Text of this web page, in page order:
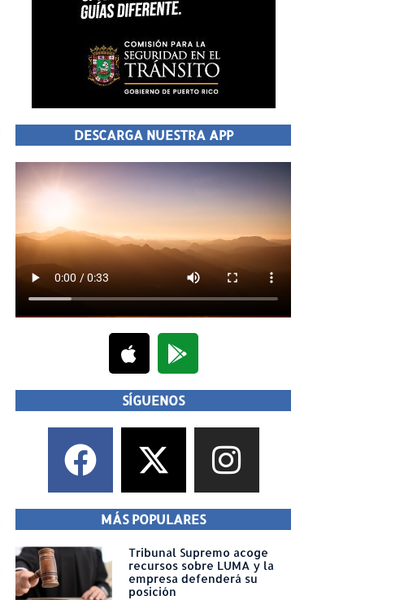
DESCARGA NUESTRA APP
SÍGUENOS
MÁS POPULARES
Tribunal Supremo acoge
recursos sobre LUMA y la
empresa defenderá su
posición